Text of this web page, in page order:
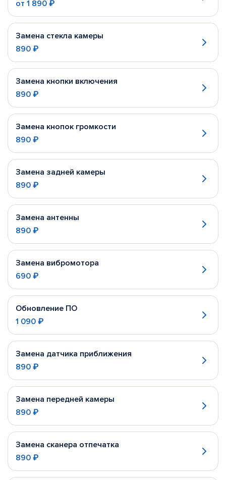
от 1 890 ₽
Замена стекла камеры
890 ₽
Замена кнопки включения
890 ₽
Замена кнопок громкости
890 ₽
Замена задней камеры
890 ₽
Замена антенны
890 ₽
Замена вибромотора
690 ₽
Обновление ПО
1 090 ₽
Замена датчика приближения
890 ₽
Замена передней камеры
890 ₽
Замена сканера отпечатка
890 ₽